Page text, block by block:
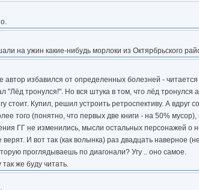
на ужин какие-нибудь морлоки из Октярбрьского
избавился от определенных болезней -
"Лёд тронулся!". Но вся штука в том, что лёд тронулся
Купил, решил устроить ретроспективу. А вдруг
того (понятно, что первых две книги - на 50%
ГГ не изменились, мысли остальных персонажей о
И вот так (как волынка) раз двадцать наверное
проглядываешь по диагонали? Угу .. оно самое.
же буду читать.